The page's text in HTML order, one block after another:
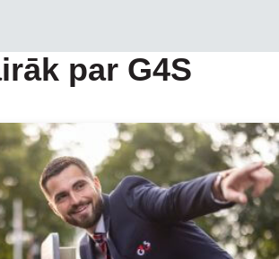
par G4S